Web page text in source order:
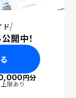
ド
開中！
円分
限あり